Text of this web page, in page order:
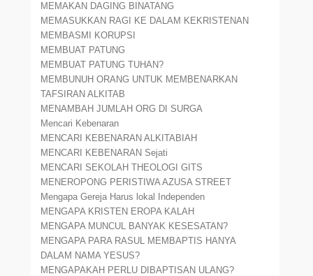
MEMAKAN DAGING BINATANG
MEMASUKKAN RAGI KE DALAM KEKRISTENAN
MEMBASMI KORUPSI
MEMBUAT PATUNG
MEMBUAT PATUNG TUHAN?
MEMBUNUH ORANG UNTUK MEMBENARKAN
TAFSIRAN ALKITAB
MENAMBAH JUMLAH ORG DI SURGA
Mencari Kebenaran
MENCARI KEBENARAN ALKITABIAH
MENCARI KEBENARAN Sejati
MENCARI SEKOLAH THEOLOGI GITS
MENEROPONG PERISTIWA AZUSA STREET
Mengapa Gereja Harus lokal Independen
MENGAPA KRISTEN EROPA KALAH
MENGAPA MUNCUL BANYAK KESESATAN?
MENGAPA PARA RASUL MEMBAPTIS HANYA
DALAM NAMA YESUS?
MENGAPAKAH PERLU DIBAPTISAN ULANG?